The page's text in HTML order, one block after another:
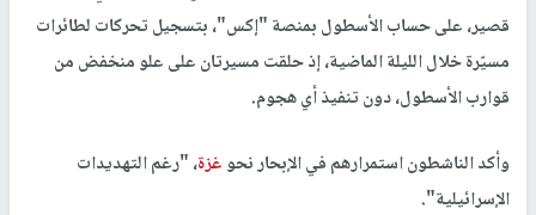
قصير، على حساب الأسطول بمنصة "إكس"، بتسجيل تحركات لطائرات
مسيّرة خلال الليلة الماضية، إذ حلقت مسيرتان على علو منخفض من
قوارب الأسطول، دون تنفيذ أي هجوم.
وأكد الناشطون استمرارهم في الإبحار نحوغزة، "رغم التهديدات
الإسرائيلية".